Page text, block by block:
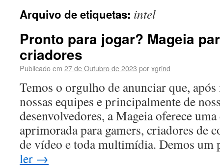
Arquivo de etiquetas: intel
Pronto para jogar? Mageia
criadores
Publicado em 27 de Outubro de 2023 porxgrind
Temos o orgulho de anunciar que,
nossas equipes e principalmente de
desenvolvedores, a Mageia oferece
aprimorada para gamers, criadores de
de vídeo e toda multimídia. Demos
ler →